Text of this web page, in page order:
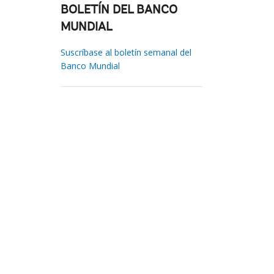
BOLETÍN DEL BANCO
MUNDIAL
Suscríbase al boletín semanal del
Banco Mundial